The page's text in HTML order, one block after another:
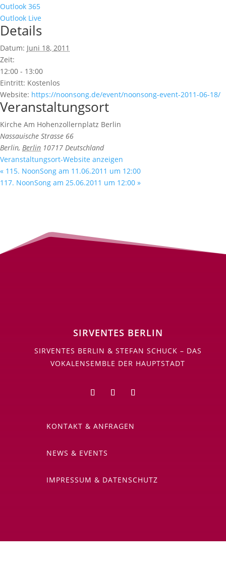
Outlook 365
Outlook Live
Details
Datum: Juni 18, 2011
Zeit:
12:00 - 13:00
Eintritt: Kostenlos
Website: https://noonsong.de/event/noonsong-event-2011-06-18/
Veranstaltungsort
Kirche Am Hohenzollernplatz Berlin
Nassauische Strasse 66
Berlin, Berlin 10717 Deutschland
Veranstaltungsort-Website anzeigen
« 115. NoonSong am 11.06.2011 um 12:00
117. NoonSong am 25.06.2011 um 12:00 »
SIRVENTES BERLIN
SIRVENTES BERLIN & STEFAN SCHUCK – DAS
VOKALENSEMBLE DER HAUPTSTADT
KONTAKT & ANFRAGEN
NEWS & EVENTS
IMPRESSUM & DATENSCHUTZ